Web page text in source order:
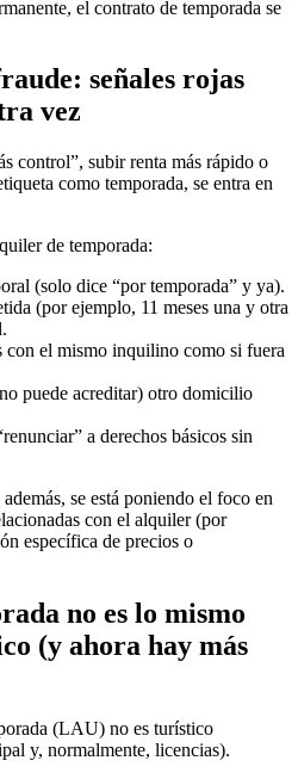
el contrato de temporada se
señales rojas
vez
control”, subir renta más rápido o
como temporada, se entra en
de temporada:
(solo dice “por temporada” y ya).
(por ejemplo, 11 meses una y otra
con el mismo inquilino como si fuera
puede acreditar) otro domicilio
a derechos básicos sin
se está poniendo el foco en
con el alquiler (por
específica de precios o
no es lo mismo
(y ahora hay más
(LAU) no es turístico
y, normalmente, licencias).